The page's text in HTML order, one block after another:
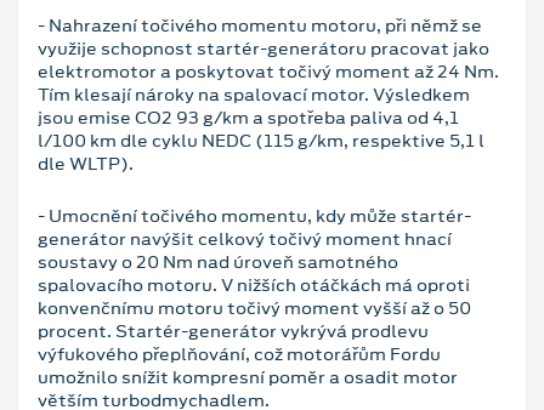
- Nahrazení točivého momentu motoru, při němž se
využije schopnost startér-generátoru pracovat jako
elektromotor a poskytovat točivý moment až 24 Nm.
Tím klesají nároky na spalovací motor. Výsledkem
jsou emise CO2 93 g/km a spotřeba paliva od 4,1
l/100 km dle cyklu NEDC (115 g/km, respektive 5,1 l
dle WLTP).
- Umocnění točivého momentu, kdy může startér-
generátor navýšit celkový točivý moment hnací
soustavy o 20 Nm nad úroveň samotného
spalovacího motoru. V nižších otáčkách má oproti
konvenčnímu motoru točivý moment vyšší až o 50
procent. Startér-generátor vykrývá prodlevu
výfukového přeplňování, což motorářům Fordu
umožnilo snížit kompresní poměr a osadit motor
větším turbodmychadlem.